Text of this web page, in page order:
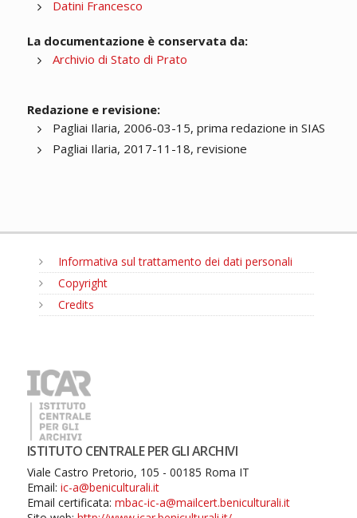
Datini Francesco
La documentazione è conservata da:
Archivio di Stato di Prato
Redazione e revisione:
Pagliai Ilaria, 2006-03-15, prima redazione in SIAS
Pagliai Ilaria, 2017-11-18, revisione
Informativa sul trattamento dei dati personali
Copyright
Credits
ISTITUTO CENTRALE PER GLI ARCHIVI
Viale Castro Pretorio, 105 - 00185 Roma IT
Email: ic-a@beniculturali.it
Email certificata: mbac-ic-a@mailcert.beniculturali.it